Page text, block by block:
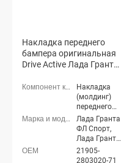
Накладка переднего
бампера оригинальная
Drive Active Лада Гранта
Накладка
(молдинг)
переднего
бампера
Лада Гранта
ФЛ Спорт,
Лада Гранта
ФЛ Драйв
Актив седан,
21905-
2803020-71